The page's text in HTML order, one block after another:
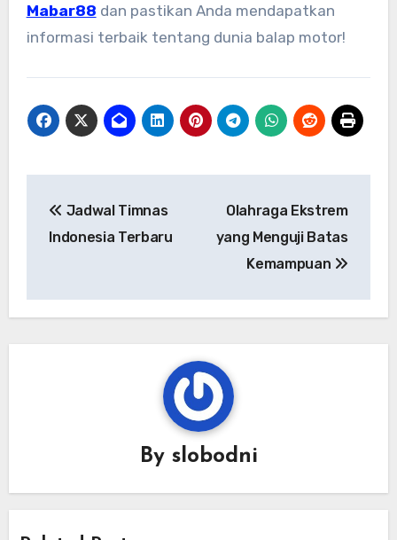
Mabar88 dan pastikan Anda mendapatkan
informasi terbaik tentang dunia balap motor!
pos
Jadwal Timnas
Indonesia Terbaru
Olahraga Ekstrem
yang Menguji Batas
Kemampuan
By slobodni